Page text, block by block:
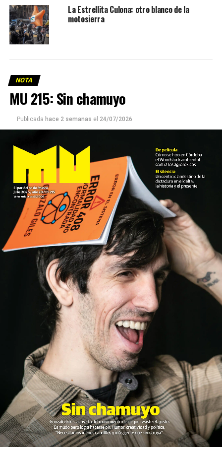
La Estrellita Culona: otro blanco de la
motosierra
NOTA
MU 215: Sin chamuyo
Publicada hace 2 semanas el 24/07/2026